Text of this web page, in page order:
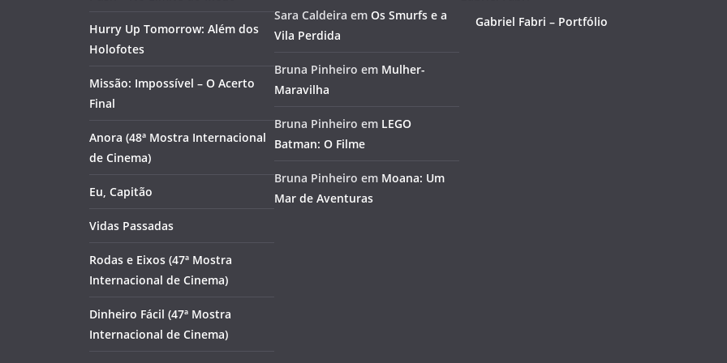
Hurry Up Tomorrow: Além dos
Holofotes
Missão: Impossível – O Acerto
Final
Anora (48ª Mostra Internacional
de Cinema)
Eu, Capitão
Vidas Passadas
Rodas e Eixos (47ª Mostra
Internacional de Cinema)
Dinheiro Fácil (47ª Mostra
Internacional de Cinema)
Sara Caldeira em Os Smurfs e a
Vila Perdida
Bruna Pinheiro em Mulher-
Maravilha
Bruna Pinheiro em LEGO
Batman: O Filme
Bruna Pinheiro em Moana: Um
Mar de Aventuras
Gabriel Fabri – Portfólio